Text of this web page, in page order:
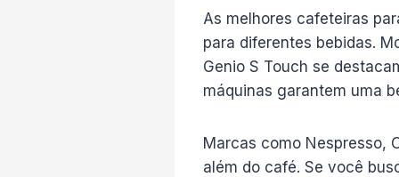
As melhores cafeteiras
para diferentes bebidas.
Genio S Touch se
máquinas garantem uma
Marcas como Nespresso,
além do café. Se você